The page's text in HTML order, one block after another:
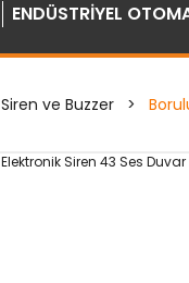
ENDÜSTRİYEL
Siren ve Buzzer